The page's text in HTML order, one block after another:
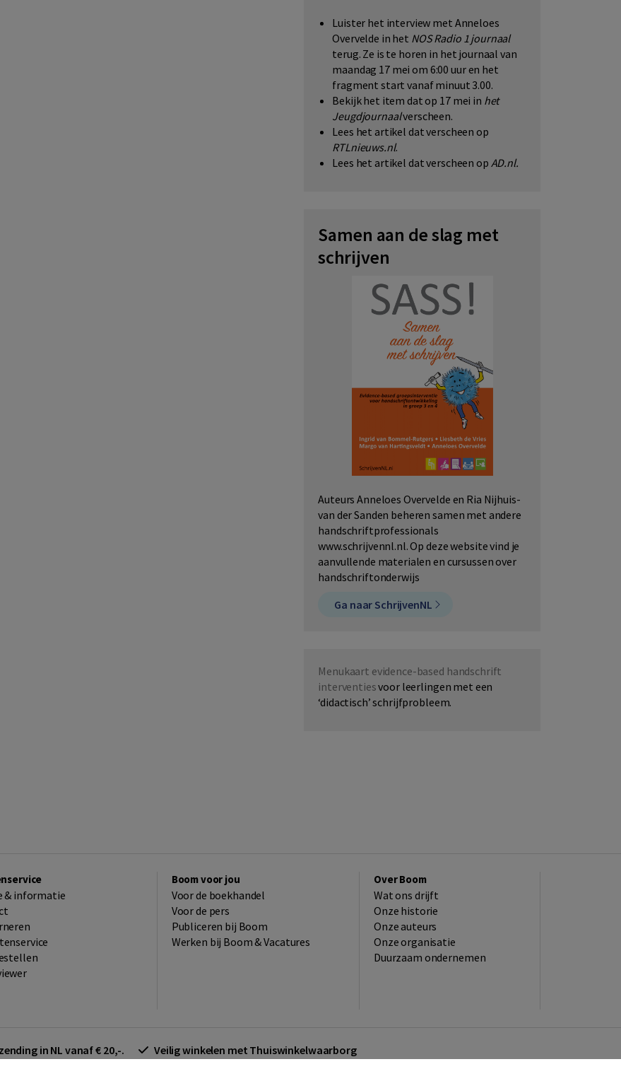
Luister het interview met Anneloes
Overvelde in het NOS Radio 1 journaal
terug. Ze is te horen in het journaal van
maandag 17 mei om 6:00 uur en het
fragment start vanaf minuut 3.00.
Bekijk het item dat op 17 mei in het
Jeugdjournaalverscheen.
Lees het artikel dat verscheen op
RTLnieuws.nl.
Lees het artikel dat verscheen op AD.nl.
Samen aan de slag met
schrijven
Auteurs Anneloes Overvelde en Ria Nijhuis-
van der Sanden beheren samen met andere
handschriftprofessionals
www.schrijvennl.nl. Op deze website vind je
aanvullende materialen en cursussen over
handschriftonderwijs
Ga naar SchrijvenNL
Menukaart evidence-based handschrift
interventiesvoor leerlingen met een
‘didactisch’ schrijfprobleem.
& informatie
Boom voor jou
Voor de boekhandel
Voor de pers
Publiceren bij Boom
Werken bij Boom & Vacatures
Over Boom
Wat ons drijft
Onze historie
Onze auteurs
Onze organisatie
Duurzaam ondernemen
in NL vanaf € 20,-. Veilig winkelen met Thuiswinkelwaarborg